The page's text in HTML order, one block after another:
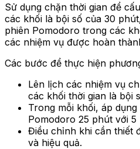
Sử dụng chặn thời gian để
các khối là bội số của 30
phiên Pomodoro trong các
các nhiệm vụ được hoàn
Các bước để thực hiện
Lên lịch các nhiệm vụ
các khối thời gian là bội
Trong mỗi khối, áp
Pomodoro 25 phút với 5
Điều chỉnh khi cần thiết
và hiệu quả.